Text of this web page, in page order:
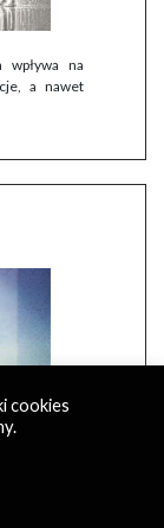
wpływa na
a nawet
cookies